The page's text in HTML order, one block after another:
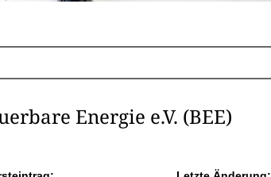
Energie e.V. (BEE)